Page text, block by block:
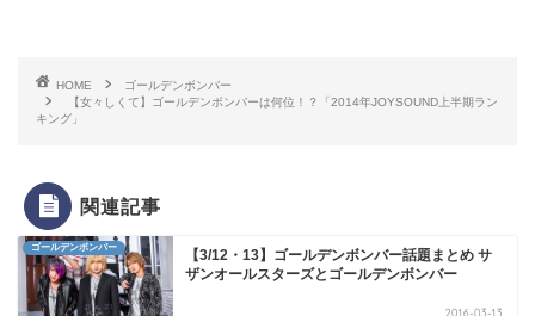
HOME
ゴールデンボンバー
【女々しくて】ゴールデンボンバーは何位！？「2014年JOYSOUND上半期ラン
キング」
関連記事
ゴールデンボンバー
【3/12・13】ゴールデンボンバー話題まとめ サ
ザンオールスターズとゴールデンボンバー
2016-03-13